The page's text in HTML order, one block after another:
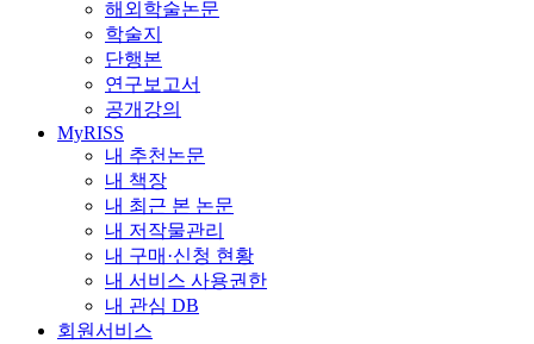
해외학술논문
학술지
단행본
연구보고서
공개강의
MyRISS
내 추천논문
내 책장
내 최근 본 논문
내 저작물관리
내 구매·신청 현황
내 서비스 사용권한
내 관심 DB
회원서비스